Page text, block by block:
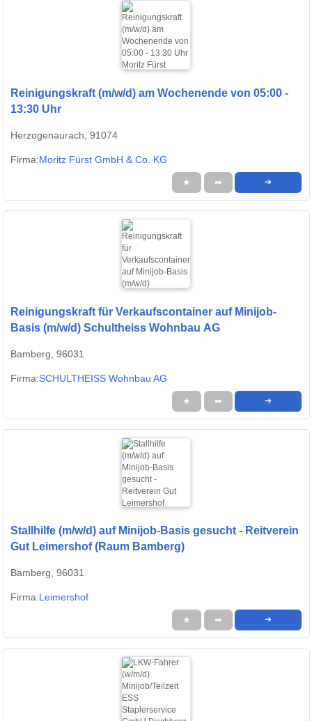
Reinigungskraft (m/w/d) am Wochenende von 05:00 -
13:30 Uhr
Herzogenaurach, 91074
Firma:Moritz Fürst GmbH & Co. KG
★ ➦ ➜
Reinigungskraft für Verkaufscontainer auf Minijob-
Basis (m/w/d) Schultheiss Wohnbau AG
Bamberg, 96031
Firma:SCHULTHEISS Wohnbau AG
★ ➦ ➜
Stallhilfe (m/w/d) auf Minijob-Basis gesucht - Reitverein
Gut Leimershof (Raum Bamberg)
Bamberg, 96031
Firma:Leimershof
★ ➦ ➜